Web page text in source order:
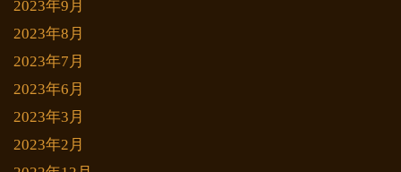
2023年9月
2023年8月
2023年7月
2023年6月
2023年3月
2023年2月